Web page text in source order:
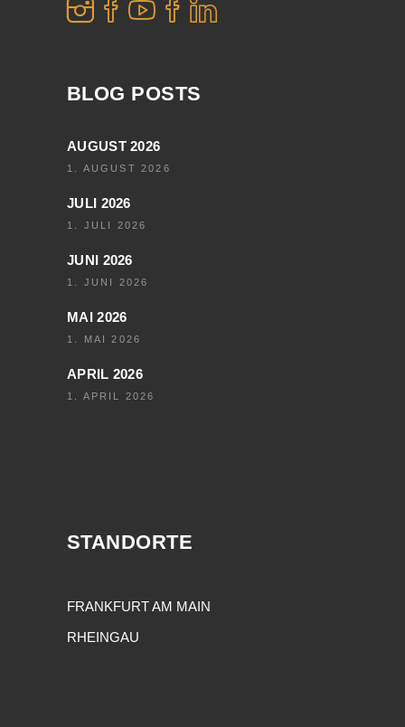
BLOG POSTS
AUGUST 2026
1. AUGUST 2026
JULI 2026
1. JULI 2026
JUNI 2026
1. JUNI 2026
MAI 2026
1. MAI 2026
APRIL 2026
1. APRIL 2026
STANDORTE
FRANKFURT AM MAIN
RHEINGAU